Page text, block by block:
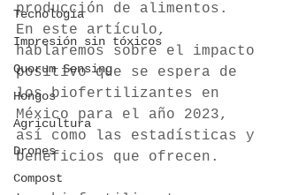
Tecnología
Impresión sin tóxicos
Quorum Sensing
Hongos
Agricultura
Drones
Compost
producción de alimentos.
En este artículo,
hablaremos sobre el impacto
positivo que se espera de
los biofertilizantes en
México para el año 2023,
así como las estadísticas y
beneficios que ofrecen.